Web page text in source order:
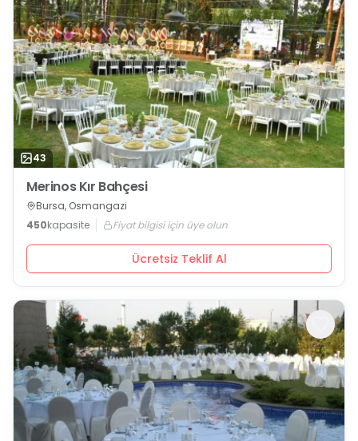
43
Merinos Kır Bahçesi
Bursa, Osmangazi
450kapasite Fiyat bilgisi için üye olun
Ücretsiz Teklif Al